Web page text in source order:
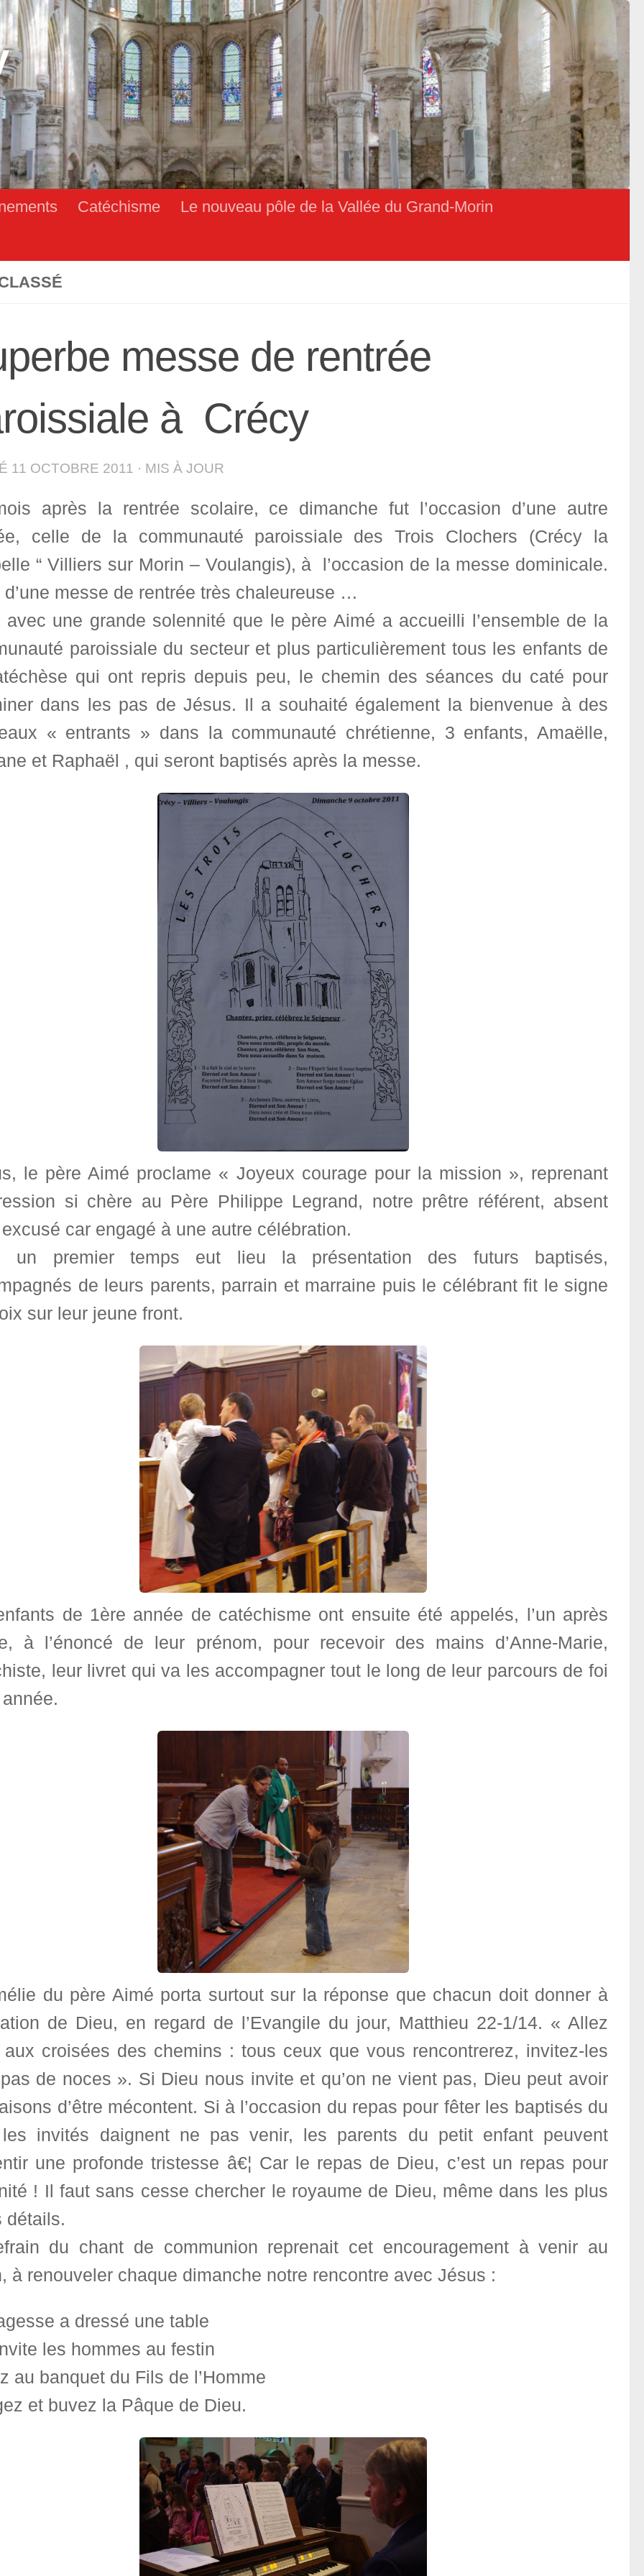
Catéchisme
Le nouveau pôle de la Vallée du Grand-Morin
messe de rentrée
à Crécy
11 OCTOBRE 2011 · MIS À JOUR
après la rentrée scolaire, ce dimanche fut l’occasion d’une autre
celle de la communauté paroissiale des Trois Clochers (Crécy la
“ Villiers sur Morin – Voulangis), à l’occasion de la messe dominicale.
d’une messe de rentrée très chaleureuse …
avec une grande solennité que le père Aimé a accueilli l’ensemble de la
paroissiale du secteur et plus particulièrement tous les enfants de
qui ont repris depuis peu, le chemin des séances du caté pour
dans les pas de Jésus. Il a souhaité également la bienvenue à des
« entrants » dans la communauté chrétienne, 3 enfants, Amaëlle,
et Raphaël , qui seront baptisés après la messe.
le père Aimé proclame « Joyeux courage pour la mission », reprenant
si chère au Père Philippe Legrand, notre prêtre référent, absent
car engagé à une autre célébration.
un premier temps eut lieu la présentation des futurs baptisés,
de leurs parents, parrain et marraine puis le célébrant fit le signe
sur leur jeune front.
de 1ère année de catéchisme ont ensuite été appelés, l’un après
à l’énoncé de leur prénom, pour recevoir des mains d’Anne-Marie,
leur livret qui va les accompagner tout le long de leur parcours de foi
du père Aimé porta surtout sur la réponse que chacun doit donner à
de Dieu, en regard de l’Evangile du jour, Matthieu 22-1/14. « Allez
aux croisées des chemins : tous ceux que vous rencontrerez, invitez-les
de noces ». Si Dieu nous invite et qu’on ne vient pas, Dieu peut avoir
d’être mécontent. Si à l’occasion du repas pour fêter les baptisés du
invités daignent ne pas venir, les parents du petit enfant peuvent
une profonde tristesse â€¦ Car le repas de Dieu, c’est un repas pour
! Il faut sans cesse chercher le royaume de Dieu, même dans les plus
détails.
du chant de communion reprenait cet encouragement à venir au
à renouveler chaque dimanche notre rencontre avec Jésus :
a dressé une table
les hommes au festin
au banquet du Fils de l’Homme
et buvez la Pâque de Dieu.